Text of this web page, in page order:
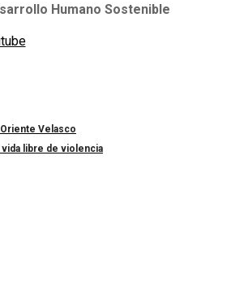
Humano Sostenible
Velasco
libre de violencia